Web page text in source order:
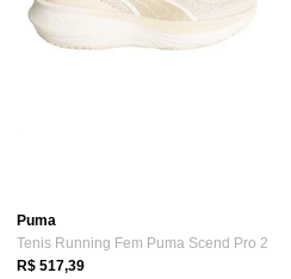
Puma
Tenis Running Fem Puma Scend Pro 2
R$ 517,39